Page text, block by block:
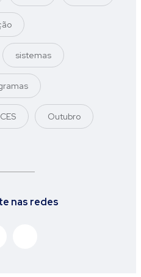
sistemas
Outubro
nas redes